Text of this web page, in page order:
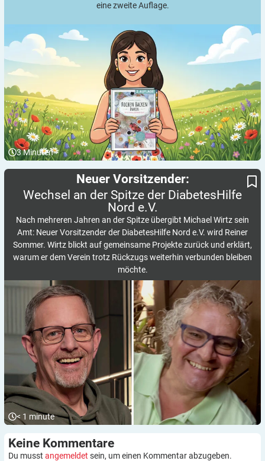
eine zweite Auflage.
3Minuten
Neuer Vorsitzender:
Wechsel an der Spitze der DiabetesHilfe Nord e.V.
Neuer Vorsitzender:
Wechsel an der Spitze der DiabetesHilfe
Nord e.V.
Nach mehreren Jahren an der Spitze übergibt Michael Wirtz sein
Amt: Neuer Vorsitzender der DiabetesHilfe Nord e.V. wird Reiner
Sommer. Wirtz blickt auf gemeinsame Projekte zurück und erklärt,
warum er dem Verein trotz Rückzugs weiterhin verbunden bleiben
möchte.
< 1 minute
Keine Kommentare
Du musst angemeldet sein, um einen Kommentar abzugeben.